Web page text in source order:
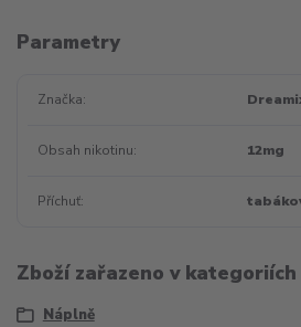
Parametry
Značka
Obsah nikotinu 12mg
Příchuť
Zboží zařazeno v kategoriích
Náplně